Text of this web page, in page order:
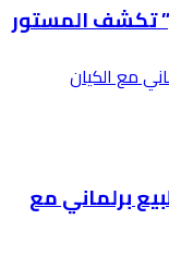
تكشف المستور
برلماني مع